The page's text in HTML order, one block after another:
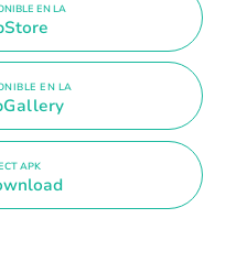
EN LA
EN LA
APK